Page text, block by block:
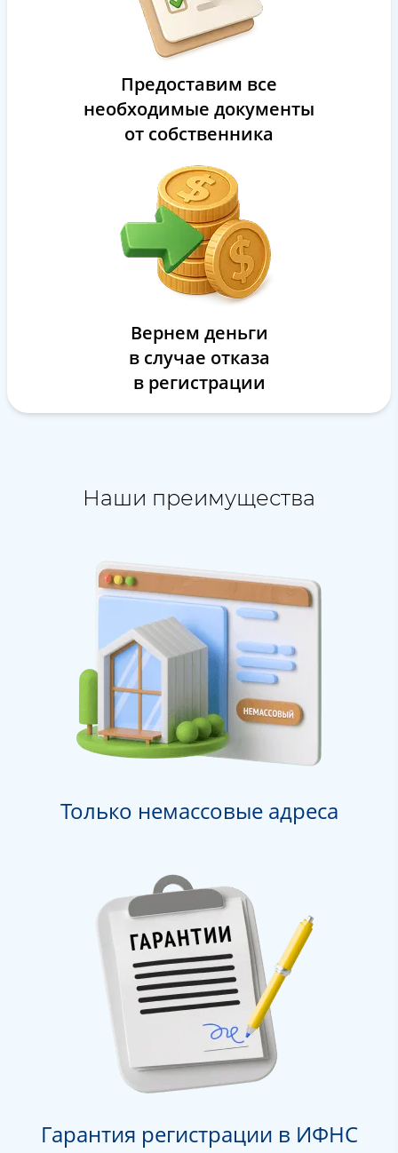
Предоставим все
необходимые документы
от собственника
Вернем деньги
в случае отказа
в регистрации
Наши преимущества
Только немассовые адреса
Гарантия регистрации в ИФНС